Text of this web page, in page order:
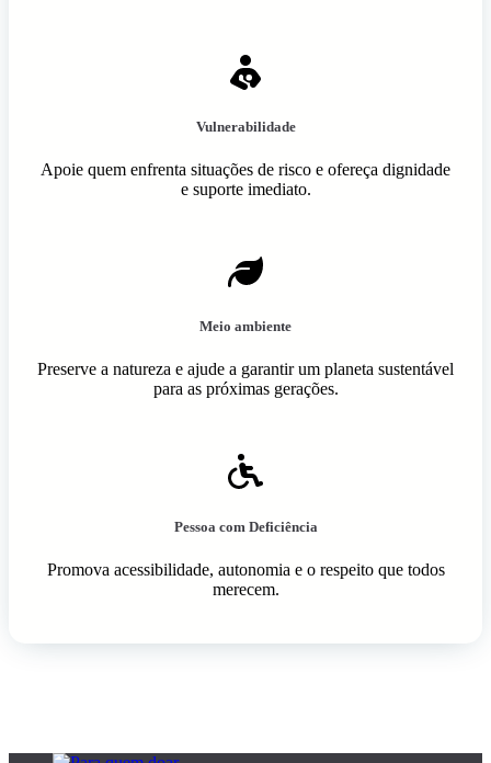
Vulnerabilidade
Apoie quem enfrenta situações de risco e ofereça dignidade
e suporte imediato.
Meio ambiente
Preserve a natureza e ajude a garantir um planeta sustentável
para as próximas gerações.
Pessoa com Deficiência
Promova acessibilidade, autonomia e o respeito que todos
merecem.